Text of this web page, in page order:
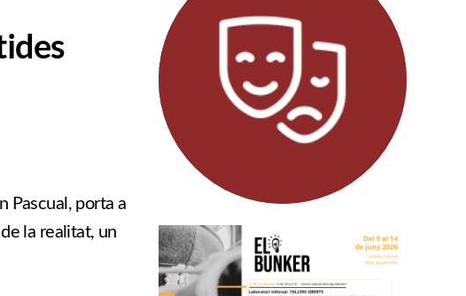
Pascual, porta a
la realitat, un